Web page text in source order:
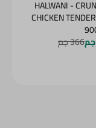
HALWANI -
CHICKEN
366 جم